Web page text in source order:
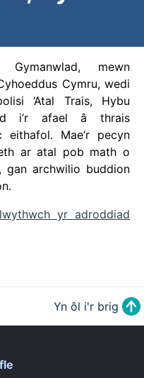
mewn
Cymru, wedi
‘Atal Trais, Hybu
i’r afael â thrais
Mae’r pecyn
ar atal pob math o
gan archwilio buddion
yr adroddiad
Yn ôl i'r brig